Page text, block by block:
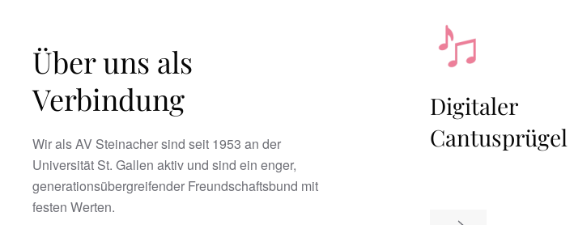
Über uns als
Verbindung
Wir als AV Steinacher sind seit 1953 an der
Universität St. Gallen aktiv und sind ein enger,
generationsübergreifender Freundschaftsbund mit
festen Werten.
Digitaler
Cantusprügel